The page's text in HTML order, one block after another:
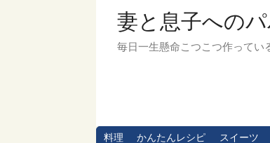
妻と息子への
毎日一生懸命こつこつ作ってい
料理 かんたんレシピ スイーツ